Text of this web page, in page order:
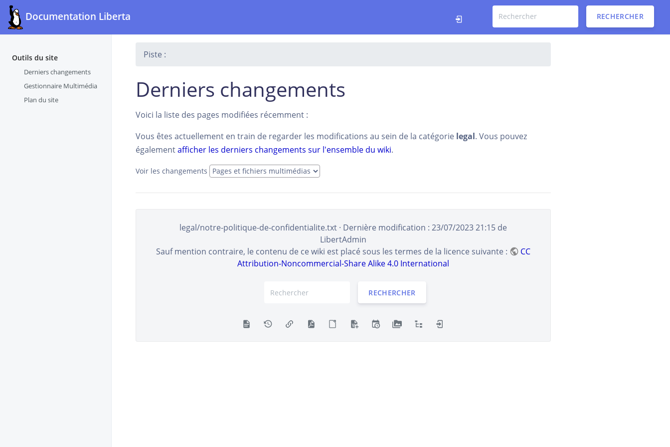
Documentation Liberta RECHERCHER
Outils du site
Derniers changements
Gestionnaire Multimédia
Plan du site
Piste :
Derniers changements
Voici la liste des pages modifiées récemment :
Vous êtes actuellement en train de regarder les modifications au sein de la catégorie legal. Vous pouvez
égalementafficher les derniers changements sur l'ensemble du wiki.
Voir les changements
legal/notre-politique-de-confidentialite.txt · Dernière modification : 23/07/2023 21:15 de
LibertAdmin
Sauf mention contraire, le contenu de ce wiki est placé sous les termes de la licence suivante :
CC
Attribution-Noncommercial-Share Alike 4.0 International
RECHERCHER